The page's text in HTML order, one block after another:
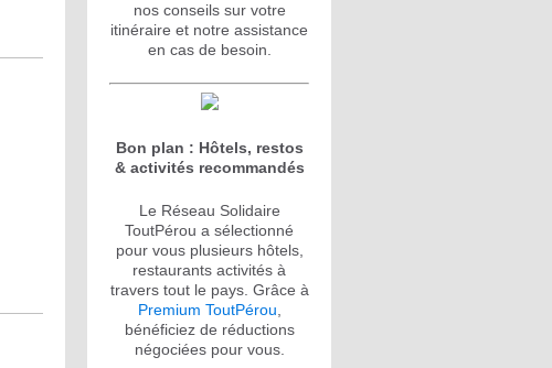
nos conseils sur votre
itinéraire et notre assistance
en cas de besoin.
Bon plan : Hôtels, restos
& activités recommandés
Le Réseau Solidaire
ToutPérou a sélectionné
pour vous plusieurs hôtels,
restaurants activités à
travers tout le pays. Grâce à
Premium ToutPérou
bénéficiez de réductions
négociées pour vous.